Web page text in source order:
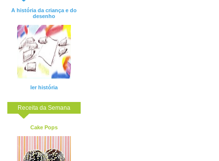
A história da criança e do
desenho
ler história
Receita da Semana
Cake Pops